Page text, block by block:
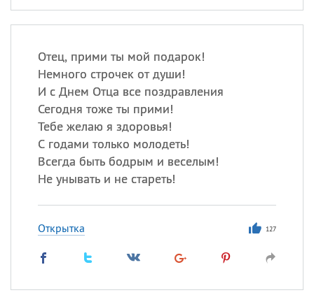
Отец, прими ты мой подарок!
Немного строчек от души!
И с Днем Отца все поздравления
Сегодня тоже ты прими!
Тебе желаю я здоровья!
С годами только молодеть!
Всегда быть бодрым и веселым!
Не унывать и не стареть!
Открытка 127